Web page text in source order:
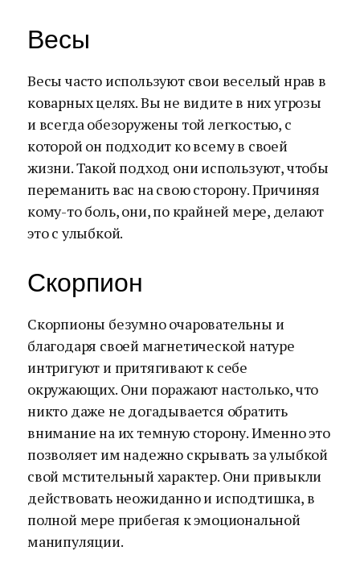
Весы
Весы часто используют свои веселый нрав в
коварных целях. Вы не видите в них угрозы
и всегда обезоружены той легкостью, с
которой он подходит ко всему в своей
жизни. Такой подход они используют, чтобы
переманить вас на свою сторону. Причиняя
кому-то боль, они, по крайней мере, делают
это с улыбкой.
Скорпион
Скорпионы безумно очаровательны и
благодаря своей магнетической натуре
интригуют и притягивают к себе
окружающих. Они поражают настолько, что
никто даже не догадывается обратить
внимание на их темную сторону. Именно это
позволяет им надежно скрывать за улыбкой
свой мстительный характер. Они привыкли
действовать неожиданно и исподтишка, в
полной мере прибегая к эмоциональной
манипуляции.